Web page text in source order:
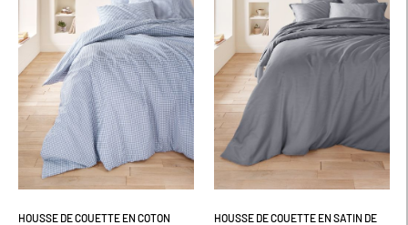
HOUSSE DE COUETTE EN COTON
HOUSSE DE COUETTE EN SATIN DE